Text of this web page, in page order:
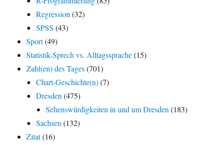
Regression (32)
SPSS (43)
Sport(49)
Statistik-Sprech vs. Alltagssprache(15)
Zahl(en) des Tages(701)
Chart-Geschichte(n)(7)
Dresden (475)
Sehenswürdigkeiten in und um Dresden (183)
Sachsen (132)
Zitat(16)